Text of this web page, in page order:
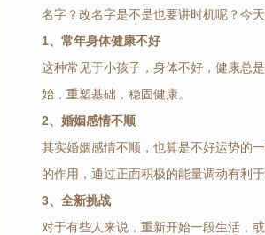
名字？改名字是不是也要讲时机呢？今
1、常年身体健康不好
这种常见于小孩子，身体不好，健康总
始，重塑基础，稳固健康。
2、婚姻感情不顺
其实婚姻感情不顺，也算是不好运势的
的作用，通过正面积极的能量调动有利
3、全新挑战
对于有些人来说，重新开始一段生活，